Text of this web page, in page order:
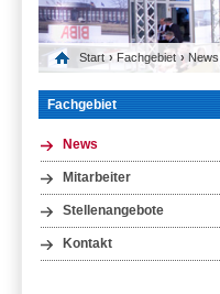
Start › Fachgebiet › News
Fachgebiet
News
Mitarbeiter
Stellenangebote
Kontakt